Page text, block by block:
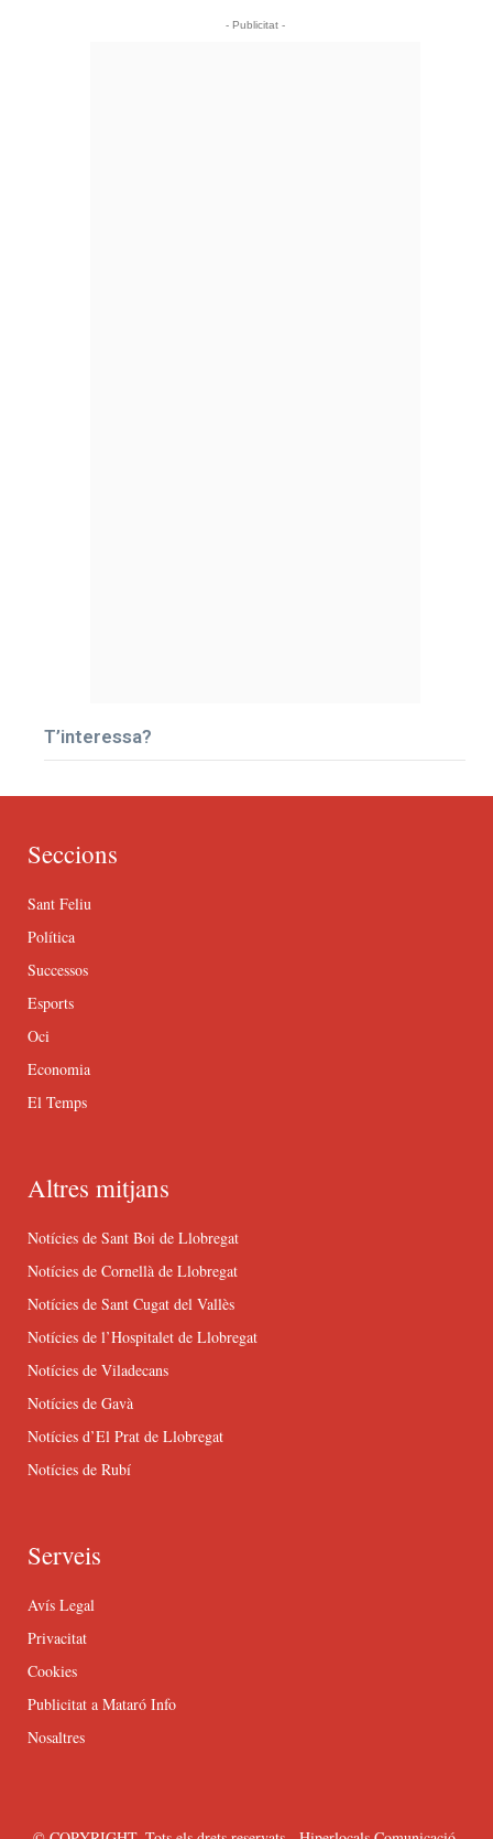
- Publicitat -
T’interessa?
Seccions
Sant Feliu
Política
Successos
Esports
Oci
Economia
El Temps
Altres mitjans
Notícies de Sant Boi de Llobregat
Notícies de Cornellà de Llobregat
Notícies de Sant Cugat del Vallès
Notícies de l’Hospitalet de Llobregat
Notícies de Viladecans
Notícies de Gavà
Notícies d’El Prat de Llobregat
Notícies de Rubí
Serveis
Avís Legal
Privacitat
Cookies
Publicitat a Mataró Info
Nosaltres